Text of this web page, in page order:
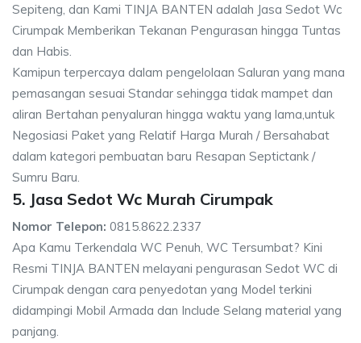
Sepiteng, dan Kami TINJA BANTEN adalah Jasa Sedot Wc
Cirumpak Memberikan Tekanan Pengurasan hingga Tuntas
dan Habis.
Kamipun terpercaya dalam pengelolaan Saluran yang mana
pemasangan sesuai Standar sehingga tidak mampet dan
aliran Bertahan penyaluran hingga waktu yang lama,untuk
Negosiasi Paket yang Relatif Harga Murah / Bersahabat
dalam kategori pembuatan baru Resapan Septictank /
Sumru Baru.
5. Jasa Sedot Wc Murah Cirumpak
Nomor Telepon: 0815.8622.2337
Apa Kamu Terkendala WC Penuh, WC Tersumbat? Kini
Resmi TINJA BANTEN melayani pengurasan Sedot WC di
Cirumpak dengan cara penyedotan yang Model terkini
didampingi Mobil Armada dan Include Selang material yang
panjang.